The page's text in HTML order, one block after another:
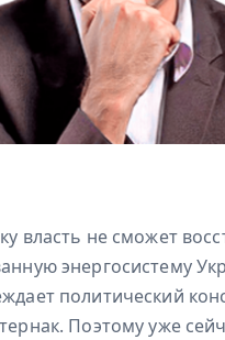
власть не сможет
энергосистему
политический
Поэтому уже